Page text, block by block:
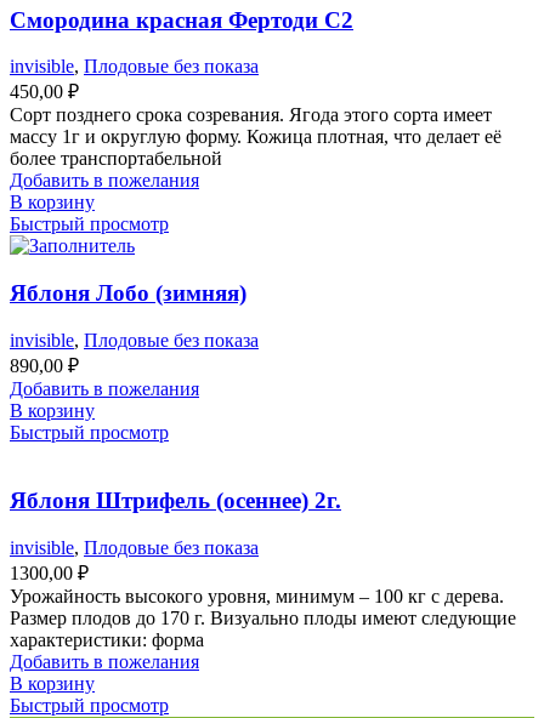
Смородина красная Фертоди С2
invisible, Плодовые без показа
450,00 ₽
Сорт позднего срока созревания. Ягода этого сорта имеет
массу 1г и округлую форму. Кожица плотная, что делает её
более транспортабельной
Добавить в пожелания
В корзину
Быстрый просмотр
Яблоня Лобо (зимняя)
invisible, Плодовые без показа
890,00 ₽
Добавить в пожелания
В корзину
Быстрый просмотр
Яблоня Штрифель (осеннее) 2г.
invisible, Плодовые без показа
1300,00 ₽
Урожайность высокого уровня, минимум – 100 кг с дерева.
Размер плодов до 170 г. Визуально плоды имеют следующие
характеристики: форма
Добавить в пожелания
В корзину
Быстрый просмотр